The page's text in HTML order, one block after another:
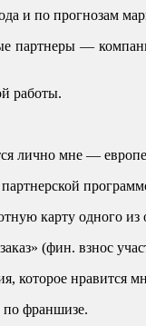
и по прогнозам
партнеры —
работы.
лично мне —
карту одного
(фин. взнос
которое нравится
по франшизе.